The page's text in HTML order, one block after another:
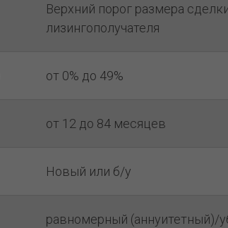
Верхний порог размера
лизингополучателя
от 0% до 49%
от 12 до 84 месяцев
Новый или б/у
равномерный